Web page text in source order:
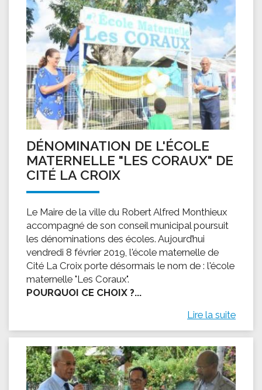
DÉNOMINATION DE L'ÉCOLE
MATERNELLE "LES CORAUX" DE
CITÉ LA CROIX
Le Maire de la ville du Robert Alfred Monthieux
accompagné de son conseil municipal poursuit
les dénominations des écoles. Aujourd’hui
vendredi 8 février 2019, l'école maternelle de
Cité La Croix porte désormais le nom de : l'école
maternelle "Les Coraux".
POURQUOI CE CHOIX ?...
Lire la suite